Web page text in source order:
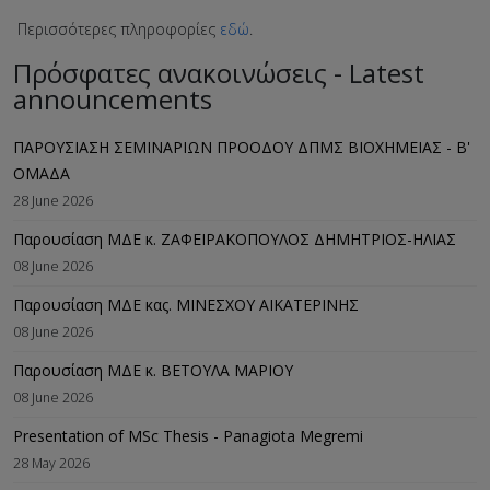
Περισσότερες πληροφορίες εδώ
Πρόσφατες ανακοινώσεις - Latest
announcements
ΠΑΡΟΥΣΙΑΣΗ ΣΕΜΙΝΑΡΙΩΝ ΠΡΟΟΔΟΥ ΔΠΜΣ ΒΙΟΧΗΜΕΙΑΣ - B'
ΟΜΑΔΑ
28 June 2026
Παρουσίαση ΜΔΕ κ. ΖΑΦΕΙΡΑΚΟΠΟΥΛΟΣ ΔΗΜΗΤΡΙΟΣ-ΗΛΙΑΣ
08 June 2026
Παρουσίαση ΜΔΕ κας. ΜΙΝΕΣΧΟΥ ΑΙΚΑΤΕΡΙΝΗΣ
08 June 2026
Παρουσίαση ΜΔΕ κ. ΒΕΤΟΥΛΑ ΜΑΡΙΟΥ
08 June 2026
Presentation of MSc Thesis - Panagiota Megremi
28 May 2026